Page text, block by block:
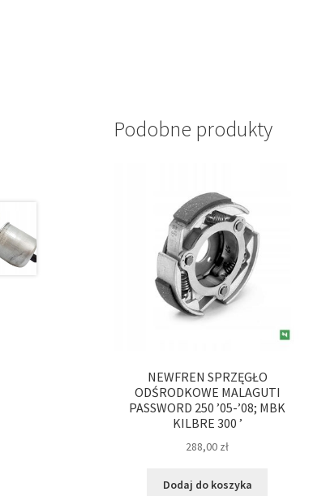
Podobne produkty
NEWFREN SPRZĘGŁO
ODŚRODKOWE MALAGUTI
PASSWORD 250 ’05-’08; MBK
KILBRE 300 ’
288,00 zł
Dodaj do koszyka